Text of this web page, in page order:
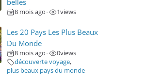
belles
8 mois ago • 1views
Les 20 Pays Les Plus Beaux
Du Monde
8 mois ago • 0views
découverte voyage,
plus beaux pays du monde